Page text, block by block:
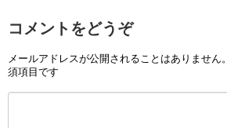
コメントをどうぞ
メールアドレスが公開されることはありません。
須項目です